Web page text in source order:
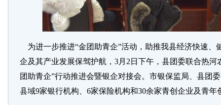
为进一步推进“金团助青企”活动，助推我县经济快速、
企及其产业发展保驾护航，3月2日下午，县团委联合热河
团助青企”行动推进会暨银企对接会。市银保监局、县团
县域9家银行机构、6家保险机构和30余家青创企业及青年